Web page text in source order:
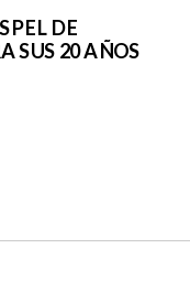
DE
SUS 20 AÑOS